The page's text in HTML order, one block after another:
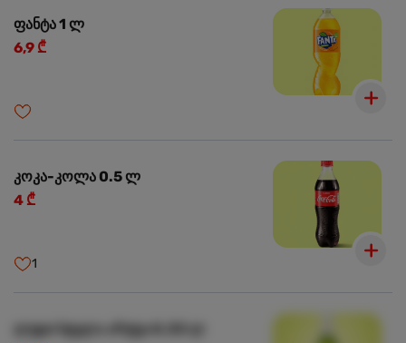
ფანტა 1 ლ
6,9 ₾
კოკა-კოლა 0.5 ლ
4 ₾
1
ლუდი სტელა არტუა 0.33 ლ